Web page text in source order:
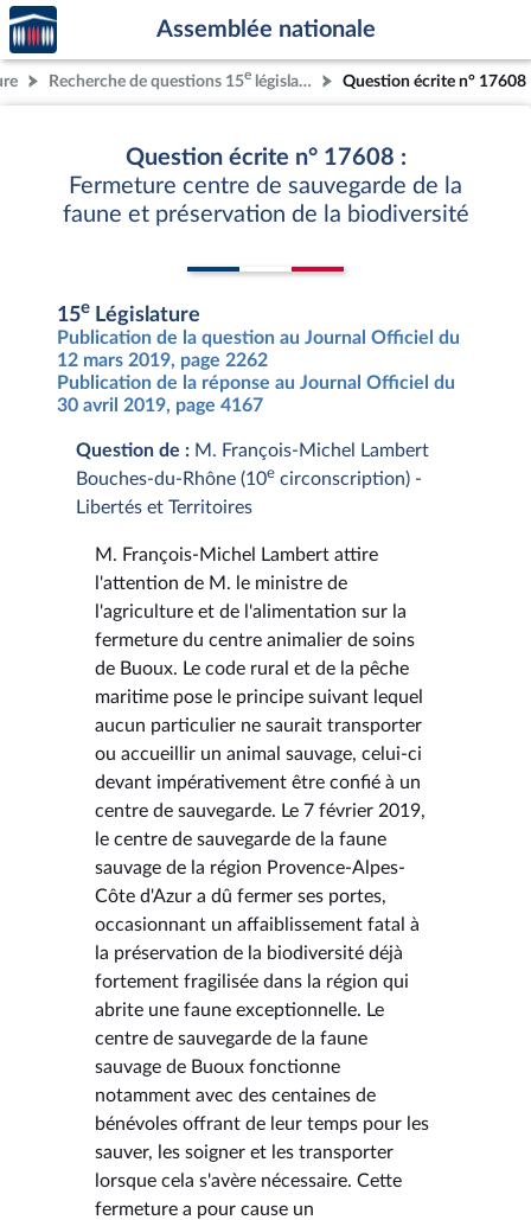
Aller au contenu
Aller en bas de la page
Accèder
à la
page
d'accueil
Assemblée nationale
Recherche de questions 15e législature Question écrite n° 17608
Question écrite n° 17608 :
Fermeture centre de sauvegarde de la
faune et préservation de la biodiversité
15e Législature
Publication de la question au Journal Officiel du
12 mars 2019, page 2262
Publication de la réponse au Journal Officiel du
30 avril 2019, page 4167
Question de : M. François-Michel Lambert
Bouches-du-Rhône (10e circonscription) -
Libertés et Territoires
M. François-Michel Lambert attire
l'attention de M. le ministre de
l'agriculture et de l'alimentation sur la
fermeture du centre animalier de soins
de Buoux. Le code rural et de la pêche
maritime pose le principe suivant lequel
aucun particulier ne saurait transporter
ou accueillir un animal sauvage, celui-ci
devant impérativement être confié à un
centre de sauvegarde. Le 7 février 2019,
le centre de sauvegarde de la faune
sauvage de la région Provence-Alpes-
Côte d'Azur a dû fermer ses portes,
occasionnant un affaiblissement fatal à
la préservation de la biodiversité déjà
fortement fragilisée dans la région qui
abrite une faune exceptionnelle. Le
centre de sauvegarde de la faune
sauvage de Buoux fonctionne
notamment avec des centaines de
bénévoles offrant de leur temps pour les
sauver, les soigner et les transporter
lorsque cela s'avère nécessaire. Cette
fermeture a pour cause un